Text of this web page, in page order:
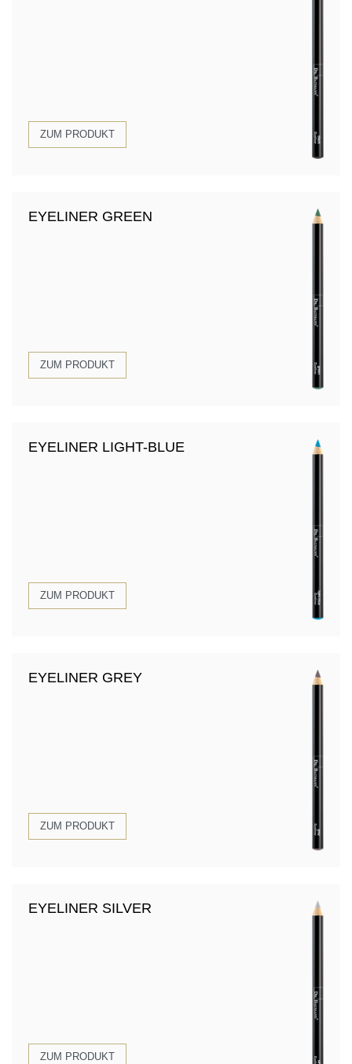
ZUM PRODUKT
EYELINER GREEN
ZUM PRODUKT
EYELINER LIGHT-BLUE
ZUM PRODUKT
EYELINER GREY
ZUM PRODUKT
EYELINER SILVER
ZUM PRODUKT